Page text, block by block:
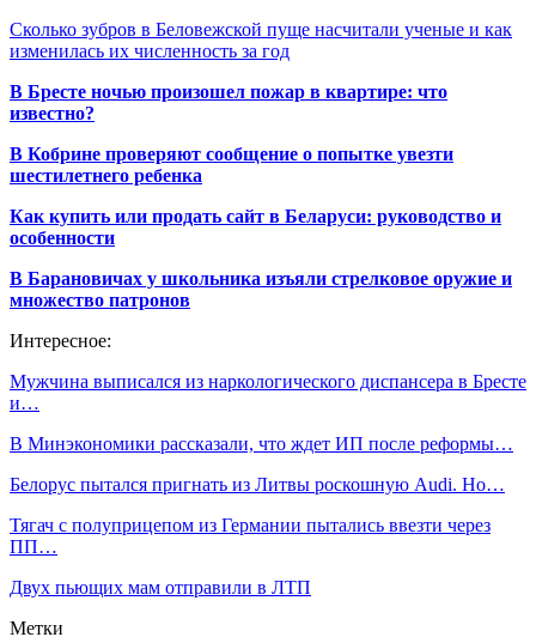
Сколько зубров в Беловежской пуще насчитали ученые и как
изменилась их численность за год
В Бресте ночью произошел пожар в квартире: что
известно?
В Кобрине проверяют сообщение о попытке увезти
шестилетнего ребенка
Как купить или продать сайт в Беларуси: руководство и
особенности
В Барановичах у школьника изъяли стрелковое оружие и
множество патронов
Интересное:
Мужчина выписался из наркологического диспансера в Бресте
и…
В Минэкономики рассказали, что ждет ИП после реформы…
Белорус пытался пригнать из Литвы роскошную Audi. Но…
Тягач с полуприцепом из Германии пытались ввезти через
ПП…
Двух пьющих мам отправили в ЛТП
Метки